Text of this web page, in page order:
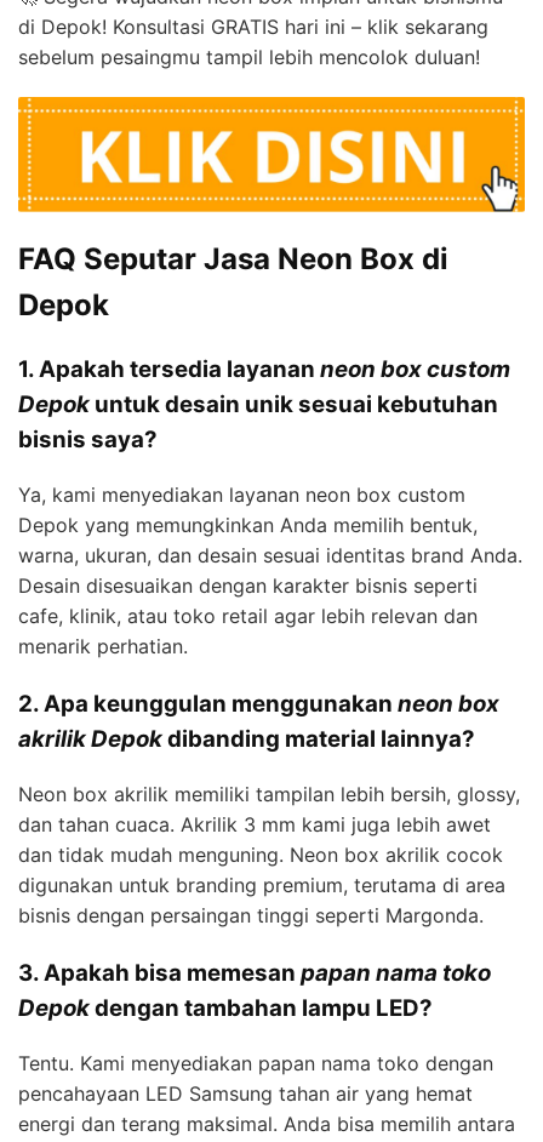
di Depok! Konsultasi GRATIS hari ini – klik sekarang
sebelum pesaingmu tampil lebih mencolok duluan!
FAQ Seputar Jasa Neon Box di
Depok
1. Apakah tersedia layanan neon box custom
Depok untuk desain unik sesuai kebutuhan
bisnis saya?
Ya, kami menyediakan layanan neon box custom
Depok yang memungkinkan Anda memilih bentuk,
warna, ukuran, dan desain sesuai identitas brand Anda.
Desain disesuaikan dengan karakter bisnis seperti
cafe, klinik, atau toko retail agar lebih relevan dan
menarik perhatian.
2. Apa keunggulan menggunakan neon box
akrilik Depokdibanding material lainnya?
Neon box akrilik memiliki tampilan lebih bersih, glossy,
dan tahan cuaca. Akrilik 3 mm kami juga lebih awet
dan tidak mudah menguning. Neon box akrilik cocok
digunakan untuk branding premium, terutama di area
bisnis dengan persaingan tinggi seperti Margonda.
3. Apakah bisa memesan papan nama toko
Depokdengan tambahan lampu LED?
Tentu. Kami menyediakan papan nama toko dengan
pencahayaan LED Samsung tahan air yang hemat
energi dan terang maksimal. Anda bisa memilih antara